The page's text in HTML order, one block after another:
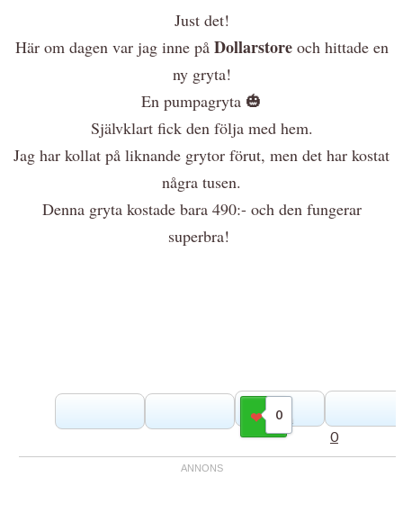
Just det!
Här om dagen var jag inne på Dollarstoreoch hittade en
ny gryta!
En pumpagryta 🎃
Självklart fick den följa med hem.
Jag har kollat på liknande grytor förut, men det har kostat
några tusen.
Denna gryta kostade bara 490:- och den fungerar
superbra!
0
Gilla
0